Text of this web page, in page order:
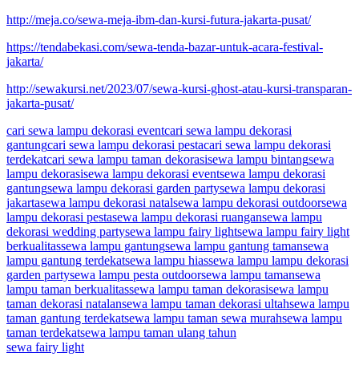
http://meja.co/sewa-meja-ibm-dan-kursi-futura-jakarta-pusat/
https://tendabekasi.com/sewa-tenda-bazar-untuk-acara-festival-
jakarta/
http://sewakursi.net/2023/07/sewa-kursi-ghost-atau-kursi-transparan-
jakarta-pusat/
cari sewa lampu dekorasi eventcari sewa lampu dekorasi
gantungcari sewa lampu dekorasi pestacari sewa lampu dekorasi
terdekatcari sewa lampu taman dekorasisewa lampu bintangsewa
lampu dekorasisewa lampu dekorasi eventsewa lampu dekorasi
gantungsewa lampu dekorasi garden partysewa lampu dekorasi
jakartasewa lampu dekorasi natalsewa lampu dekorasi outdoorsewa
lampu dekorasi pestasewa lampu dekorasi ruangansewa lampu
dekorasi wedding partysewa lampu fairy lightsewa lampu fairy light
berkualitassewa lampu gantungsewa lampu gantung tamansewa
lampu gantung terdekatsewa lampu hiassewa lampu lampu dekorasi
garden partysewa lampu pesta outdoorsewa lampu tamansewa
lampu taman berkualitassewa lampu taman dekorasisewa lampu
taman dekorasi natalansewa lampu taman dekorasi ultahsewa lampu
taman gantung terdekatsewa lampu taman sewa murahsewa lampu
taman terdekatsewa lampu taman ulang tahun
sewa fairy light